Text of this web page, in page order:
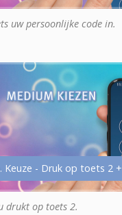
uw persoonlijke code in.
Keuze - Druk op toets 2 +
drukt op toets 2.